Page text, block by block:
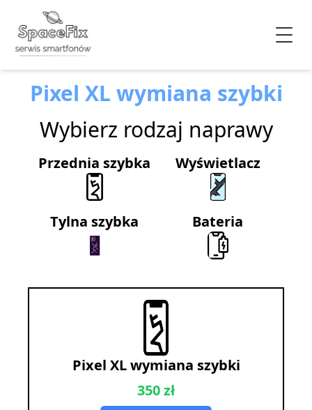
Pixel XL wymiana szybki
Wybierz rodzaj naprawy
Przednia szybka Wyświetlacz
Tylna szybka Bateria
Pixel XL wymiana szybki
350 zł